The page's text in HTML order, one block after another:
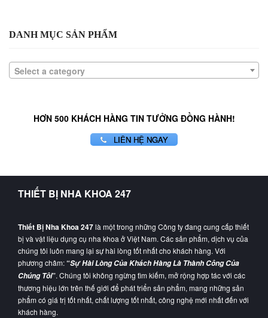
DANH MỤC SẢN PHẨM
Select a category
HƠN 500 KHÁCH HÀNG TIN TƯỞNG ĐỒNG HÀNH!
LIÊN HỆ NGAY
THIẾT BỊ NHA KHOA 247
Thiết Bị Nha Khoa 247là một trong những Công ty đang cung cấp thiết
bị và vật liệu dụng cụ nha khoa ở Việt Nam. Các sản phẩm, dịch vụ của
chúng tôi luôn mang lại sự hài lòng tốt nhất cho khách hàng. Với
phương châm:“Sự Hài Lòng Của Khách Hàng Là Thành Công Của
Chúng Tôi”. Chúng tôi không ngừng tìm kiếm, mở rộng hợp tác với các
thương hiệu lớn trên thế giới để phát triển sản phẩm, mang những sản
phẩm có giá trị tốt nhất, chất lượng tốt nhất, công nghệ mới nhất đến với
khách hàng.